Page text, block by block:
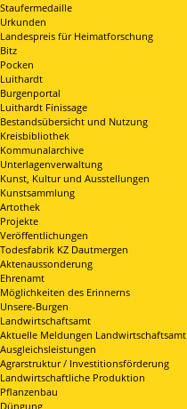
Staufermedaille
Urkunden
Landespreis für Heimatforschung
Bitz
Pocken
Luithardt
Burgenportal
Luithardt Finissage
Bestandsübersicht und Nutzung
Kreisbibliothek
Kommunalarchive
Unterlagenverwaltung
Kunst, Kultur und Ausstellungen
Kunstsammlung
Artothek
Projekte
Veröffentlichungen
Todesfabrik KZ Dautmergen
Aktenaussonderung
Ehrenamt
Möglichkeiten des Erinnerns
Unsere-Burgen
Landwirtschaftsamt
Aktuelle Meldungen Landwirtschaftsamt
Ausgleichsleistungen
Agrarstruktur / Investitionsförderung
Landwirtschaftliche Produktion
Pflanzenbau
Düngung